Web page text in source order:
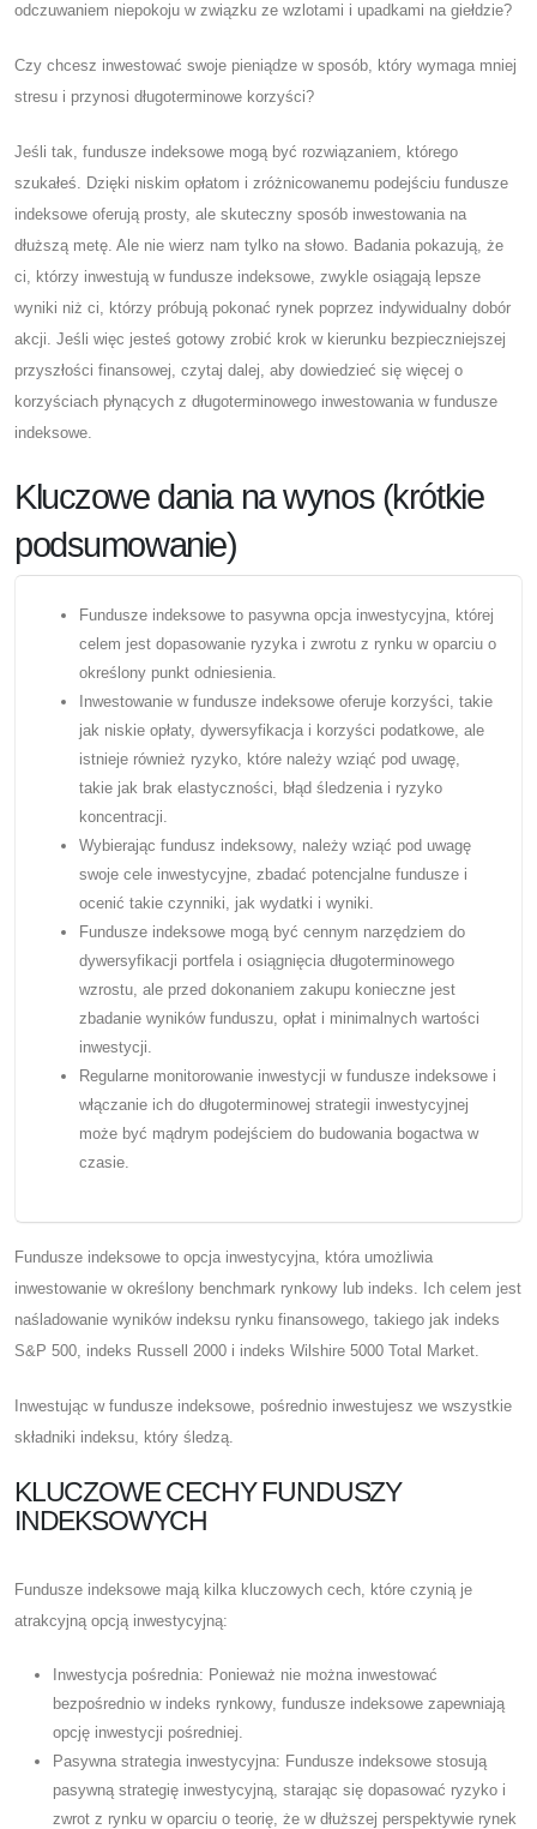
odczuwaniem niepokoju w związku ze wzlotami i upadkami na giełdzie?
Czy chcesz inwestować swoje pieniądze w sposób, który wymaga mniej
stresu i przynosi długoterminowe korzyści?
Jeśli tak, fundusze indeksowe mogą być rozwiązaniem, którego
szukałeś. Dzięki niskim opłatom i zróżnicowanemu podejściu fundusze
indeksowe oferują prosty, ale skuteczny sposób inwestowania na
dłuższą metę. Ale nie wierz nam tylko na słowo. Badania pokazują, że
ci, którzy inwestują w fundusze indeksowe, zwykle osiągają lepsze
wyniki niż ci, którzy próbują pokonać rynek poprzez indywidualny dobór
akcji. Jeśli więc jesteś gotowy zrobić krok w kierunku bezpieczniejszej
przyszłości finansowej, czytaj dalej, aby dowiedzieć się więcej o
korzyściach płynących z długoterminowego inwestowania w fundusze
indeksowe.
Kluczowe dania na wynos (krótkie
podsumowanie)
Fundusze indeksowe to pasywna opcja inwestycyjna, której
celem jest dopasowanie ryzyka i zwrotu z rynku w oparciu o
określony punkt odniesienia.
Inwestowanie w fundusze indeksowe oferuje korzyści, takie
jak niskie opłaty, dywersyfikacja i korzyści podatkowe, ale
istnieje również ryzyko, które należy wziąć pod uwagę,
takie jak brak elastyczności, błąd śledzenia i ryzyko
koncentracji.
Wybierając fundusz indeksowy, należy wziąć pod uwagę
swoje cele inwestycyjne, zbadać potencjalne fundusze i
ocenić takie czynniki, jak wydatki i wyniki.
Fundusze indeksowe mogą być cennym narzędziem do
dywersyfikacji portfela i osiągnięcia długoterminowego
wzrostu, ale przed dokonaniem zakupu konieczne jest
zbadanie wyników funduszu, opłat i minimalnych wartości
inwestycji.
Regularne monitorowanie inwestycji w fundusze indeksowe i
włączanie ich do długoterminowej strategii inwestycyjnej
może być mądrym podejściem do budowania bogactwa w
czasie.
Fundusze indeksowe to opcja inwestycyjna, która umożliwia
inwestowanie w określony benchmark rynkowy lub indeks. Ich celem jest
naśladowanie wyników indeksu rynku finansowego, takiego jak indeks
S&P 500, indeks Russell 2000 i indeks Wilshire 5000 Total Market.
Inwestując w fundusze indeksowe, pośrednio inwestujesz we wszystkie
składniki indeksu, który śledzą.
KLUCZOWE CECHY FUNDUSZY
INDEKSOWYCH
Fundusze indeksowe mają kilka kluczowych cech, które czynią je
atrakcyjną opcją inwestycyjną:
Inwestycja pośrednia: Ponieważ nie można inwestować
bezpośrednio w indeks rynkowy, fundusze indeksowe zapewniają
opcję inwestycji pośredniej.
Pasywna strategia inwestycyjna: Fundusze indeksowe stosują
pasywną strategię inwestycyjną, starając się dopasować ryzyko i
zwrot z rynku w oparciu o teorię, że w dłuższej perspektywie rynek